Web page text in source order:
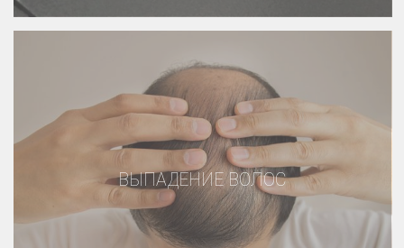
ВЫПАДЕНИЕ ВОЛОС